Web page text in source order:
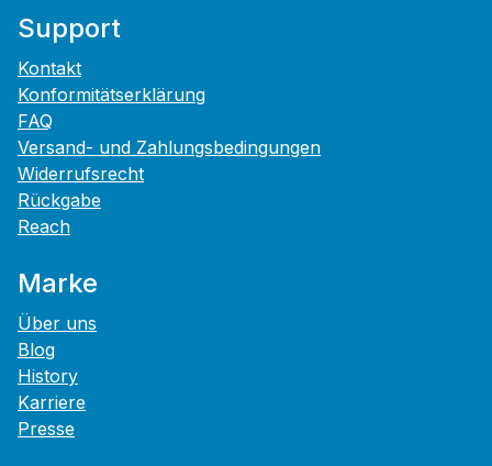
Support
Kontakt
Konformitätserklärung
FAQ
Versand- und Zahlungsbedingungen
Widerrufsrecht
Rückgabe
Reach
Marke
Über uns
Blog
History
Karriere
Presse